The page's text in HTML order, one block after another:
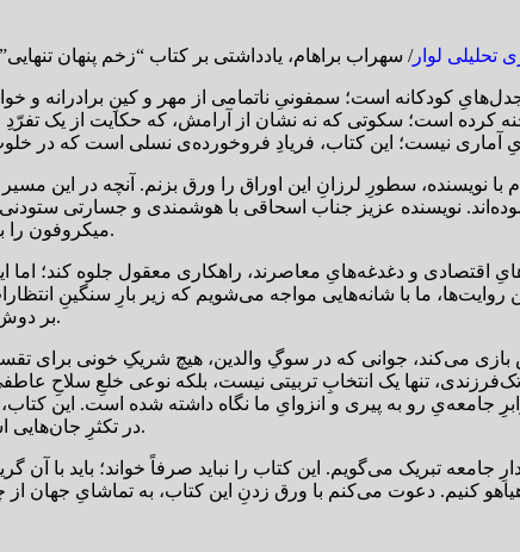
تحلیلی لوار
کودکانه است؛ سمفونیِ ناتمامی از مهر و کینِ برادرانه و
کرده است؛ سکوتی که نه نشان از آرامش، که حکایت از یک تفرّدِ
نویسنده، سطورِ لرزانِ این اوراق را ورق بزنم. آنچه در این
نویسنده عزیز جناب اسحاقی با هوشمندی و جسارتی ستودنی،
میکروفون را به دستِ کسانی داده است که عمری در تنهاییِ استراتژیک به سر برده‌اند.
اقتصادی و دغدغه‌هایِ معاصرند، راهکاری معقول جلوه کند؛
ما با شانه‌هایی مواجه می‌شویم که زیر بارِ سنگینِ انتظاراتِ
بر دوش کشد، یا خواهری که در هجومِ غصه‌هایِ بلوغ، پناهگاهِ رازهایِ مگو باشد.
می‌کند، جوانی که در سوگِ والدین، هیچ شریکِ خونی برای
تنها یک انتخابِ تربیتی نیست، بلکه نوعی خلعِ سلاحِ
رو به پیری و انزوایِ ما نگاه داشته شده است. این کتاب،
در تکثرِ جان‌هایی است که در کنار هم رشد می‌کنند، می‌رنجند، می‌بخشند و بزرگ می‌شوند.
جامعه تبریک می‌گویم. این کتاب را نباید صرفاً خواند؛ باید با